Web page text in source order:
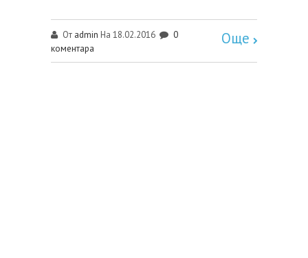
От admin На 18.02.2016
0
коментара
Още